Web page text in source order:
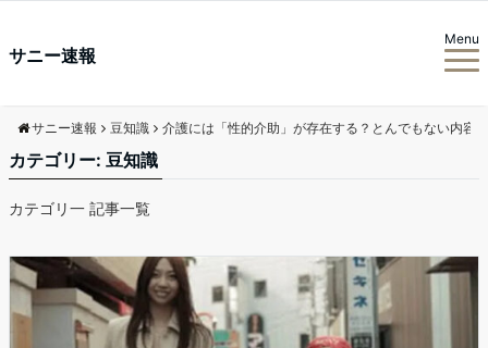
サニー速報
Menu
サニー速報 豆知識 介護には「性的介助」が存在する？とんでもない内容
カテゴリー: 豆知識
カテゴリ一 記事一覧